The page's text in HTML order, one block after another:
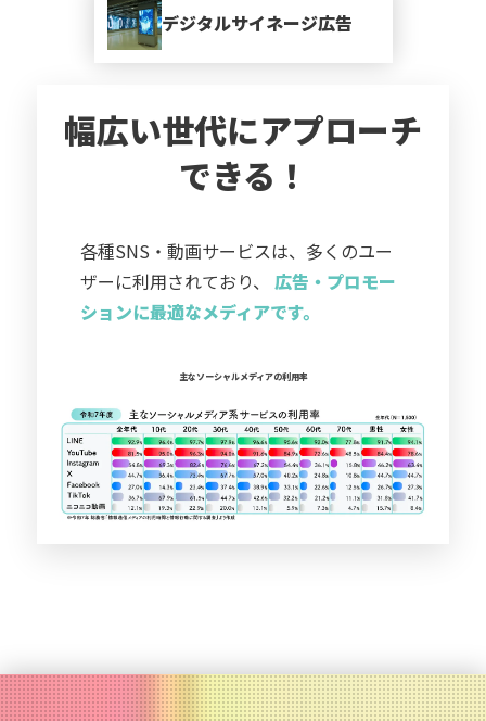
デジタルサイネージ広告
幅広い世代にアプローチ
できる！
各種SNS・動画サービスは、多くのユー
ザーに利用されており、 広告・プロモー
ションに最適なメディアです。
主なソーシャルメディアの利用率